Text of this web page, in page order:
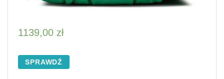
1139,00 zł
SPRAWDŹ